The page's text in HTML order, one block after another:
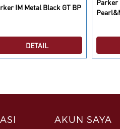
IM Metal Black GT BP
DETAIL
Parker
AKUN SAYA